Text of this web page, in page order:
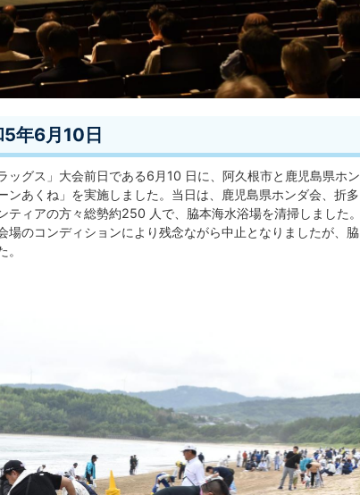
5年6月10日
ッグス」大会前日である6月10 日に、阿久根市と鹿児島県ホン
ンあくね」を実施しました。当日は、鹿児島県ホンダ会、折多
ィアの方々総勢約250 人で、脇本海水浴場を清掃しました。
場のコンディションにより残念ながら中止となりましたが、脇